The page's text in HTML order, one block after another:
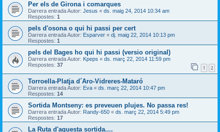
Per els de Girona i comarques
Darrera entrada Autor: Jesus « ds. maig 24, 2014 10:34 am
Respostes: 1
pels d'osona o qui hi passi per cert
Darrera entrada Autor: Esparver « dj. maig 22, 2014 10:13 pm
Respostes: 1
pels del Bages ho qui hi passi (versio original)
Darrera entrada Autor: Kpeps « ds. març 22, 2014 11:59 pm
Respostes: 37 1 2
Torroella-Platja d´Aro-Vidreres-Mataró
Darrera entrada Autor: Eva « ds. març 22, 2014 10:47 pm
Respostes: 14
Sortida Montseny: es preveuen plujes. No passa res!
Darrera entrada Autor: Randy-650 « ds. març 22, 2014 5:49 pm
Respostes: 17
La Ruta d'aquesta sortida....